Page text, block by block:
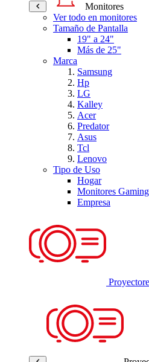
Monitores
Ver todo en monitores
Tamaño de Pantalla
19" a 24"
Más de 25"
Marca
Samsung
Hp
LG
Kalley
Acer
Predator
Asus
Tcl
Lenovo
Tipo de Uso
Hogar
Monitores Gaming
Empresa